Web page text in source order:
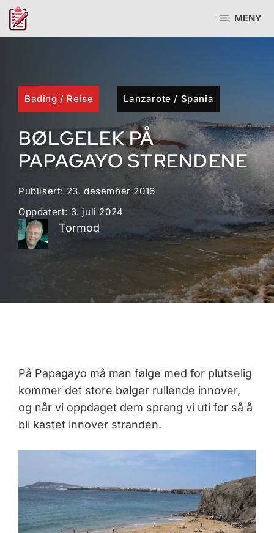
Hopp
MENY
Bading / Reise Lanzarote / Spania
BØLGELEK PÅ
PAPAGAYO STRENDENE
Publisert: 23. desember 2016
Oppdatert: 3. juli 2024
Tormod
På Papagayo må man følge med for plutselig
kommer det store bølger rullende innover,
og når vi oppdaget dem sprang vi uti for så å
bli kastet innover stranden.